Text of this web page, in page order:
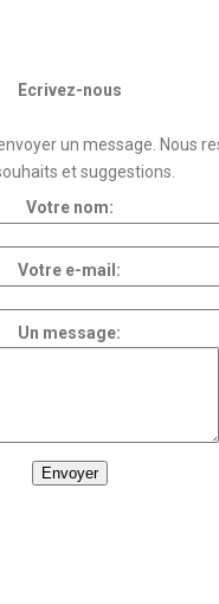
Ecrivez-nous
un message. Nous
et suggestions.
Votre nom:
Votre e-mail:
Un message: